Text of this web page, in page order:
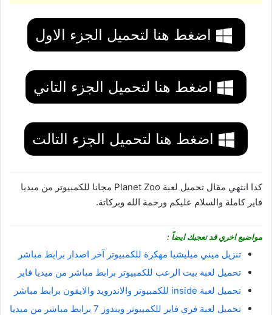
اضغط هنا لتحميل الجزء الاول
اضغط هنا لتحميل الجزء التاني
اضغط هنا لتحميل الجزء التالت
كدا انتهي مقال تحميل لعبة Planet Zoo مجانا للكمبيوتر من ميديا
فاير كاملة والسلام عليكم ورحمة الله وبركاتة.
مواضيع اخري قد تعجبك ايضاً :
تنزيل ميني ميليشيا مهكرة للكمبيوتر آخر اصدار برابط مباشر
تحميل لعبة بيت الرعب للكمبيوتر برابط مباشر من ميديا فاير
تحميل لعبة inside للكمبيوتر والاندرويد والايفون برابط مباشر
تحميل لعبة فري فاير للكمبيوتر ويندوز 7 برابط مباشر من ميديا